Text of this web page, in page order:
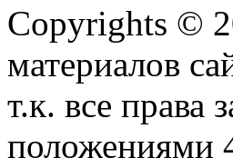
Copyrights ©
материалов
т.к. все права
положениями